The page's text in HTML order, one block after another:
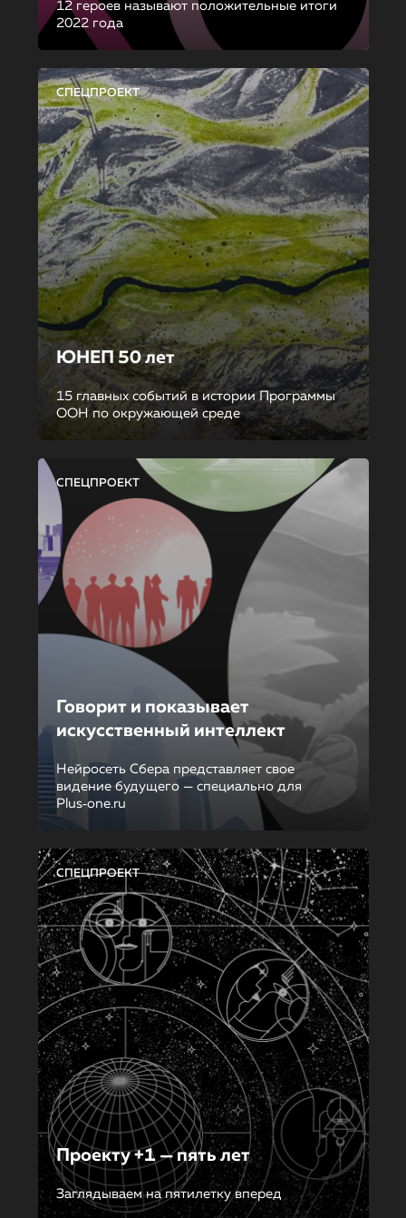
12 героев называют положительные итоги
2022 года
СПЕЦПРОЕКТ
ЮНЕП 50 лет
15 главных событий в истории Программы
ООН по окружающей среде
СПЕЦПРОЕКТ
Говорит и показывает
искусственный интеллект
Нейросеть Сбера представляет свое
видение будущего — специально для
Plus‑one.ru
СПЕЦПРОЕКТ
Проекту +1 — пять лет
Заглядываем на пятилетку вперед